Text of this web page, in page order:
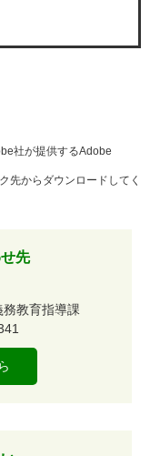
社が提供するAdobe
先からダウンロードしてく
先
務教育指導課